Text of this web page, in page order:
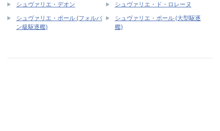
シュヴァリエ・デオン
シュヴァリエ・ド・ロレーヌ
シュヴァリエ・ポール (フォルバ
ン級駆逐艦)
シュヴァリエ・ポール (大型駆逐
艦)